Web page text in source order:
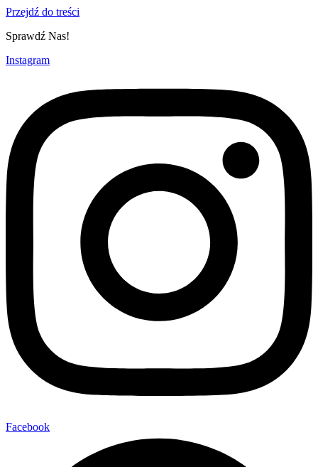
Przejdź do treści
Sprawdź Nas!
Instagram
Facebook